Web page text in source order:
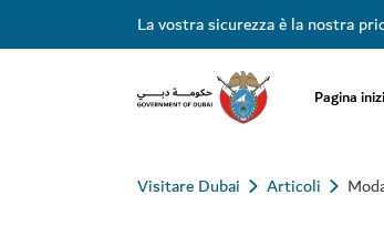
La vostra sicurezza è la nostra
Pagina
Visitare Dubai Articoli